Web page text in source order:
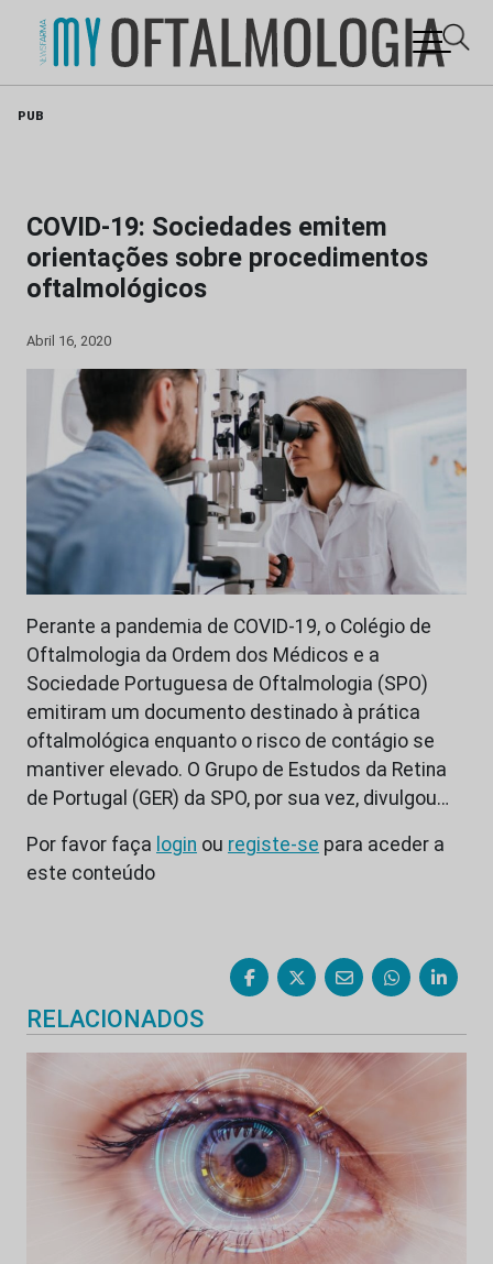
PUB
COVID-19: Sociedades emitem
orientações sobre procedimentos
oftalmológicos
Abril 16, 2020
Perante a pandemia de COVID-19, o Colégio de
Oftalmologia da Ordem dos Médicos e a
Sociedade Portuguesa de Oftalmologia (SPO)
emitiram um documento destinado à prática
oftalmológica enquanto o risco de contágio se
mantiver elevado. O Grupo de Estudos da Retina
de Portugal (GER) da SPO, por sua vez, divulgou…
Por favor faça login ou registe-se para aceder a
este conteúdo
RELACIONADOS